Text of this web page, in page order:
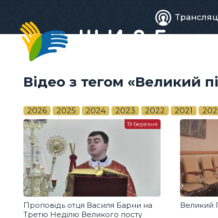
Живе
Відео з тегом «Великий
2026 2025 2024 2023 2022 2021
Проповідь отця Василя Барни на
Третю Неділю Великого посту
19 березня
Великий